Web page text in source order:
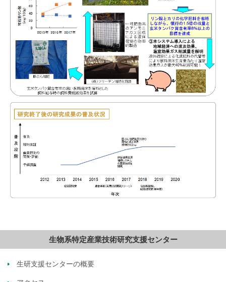
生物系特定産業技術研究支援センター
生研支援センターの概要